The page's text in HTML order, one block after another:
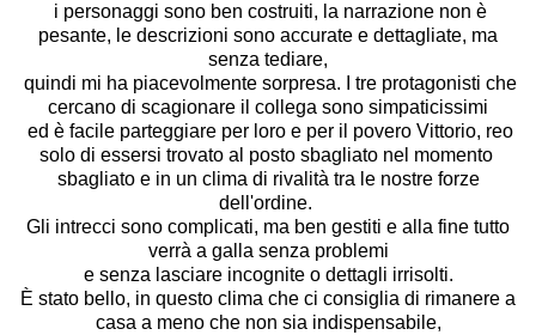
i personaggi sono ben costruiti, la narrazione non è
pesante, le descrizioni sono accurate e dettagliate, ma
senza tediare,
quindi mi ha piacevolmente sorpresa. I tre protagonisti che
cercano di scagionare il collega sono simpaticissimi
ed è facile parteggiare per loro e per il povero Vittorio, reo
solo di essersi trovato al posto sbagliato nel momento
sbagliato e in un clima di rivalità tra le nostre forze
dell'ordine.
Gli intrecci sono complicati, ma ben gestiti e alla fine tutto
verrà a galla senza problemi
e senza lasciare incognite o dettagli irrisolti.
È stato bello, in questo clima che ci consiglia di rimanere a
casa a meno che non sia indispensabile,